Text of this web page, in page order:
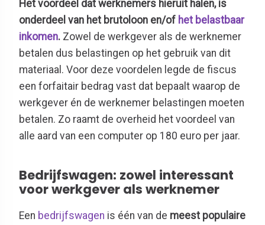
Het voordeel dat werknemers hieruit halen, is
onderdeel van het brutoloon en/of het belastbaar
inkomen. Zowel de werkgever als de werknemer
betalen dus belastingen op het gebruik van dit
materiaal. Voor deze voordelen legde de fiscus
een forfaitair bedrag vast dat bepaalt waarop de
werkgever én de werknemer belastingen moeten
betalen. Zo raamt de overheid het voordeel van
alle aard van een computer op 180 euro per jaar.
Bedrijfswagen: zowel interessant
voor werkgever als werknemer
Een bedrijfswagen is één van de meest populaire